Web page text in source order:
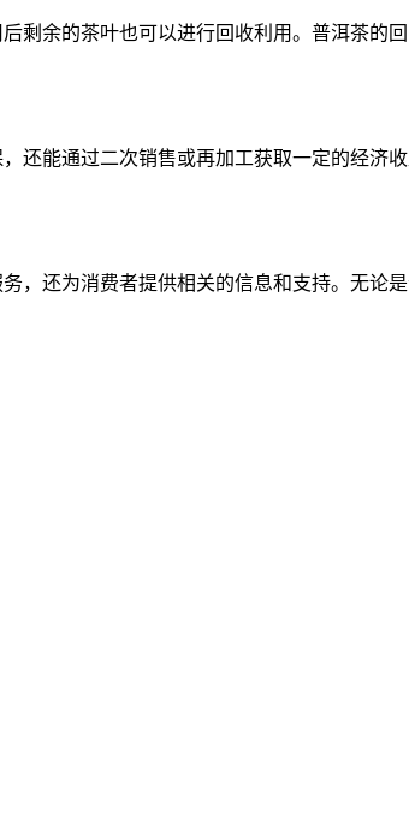
剩余的茶叶也可以进行回收利用。普洱茶的
能通过二次销售或再加工获取一定的经济
，还为消费者提供相关的信息和支持。无论